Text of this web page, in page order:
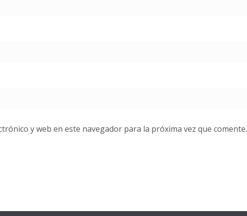
y web en este navegador para la próxima vez que comente.